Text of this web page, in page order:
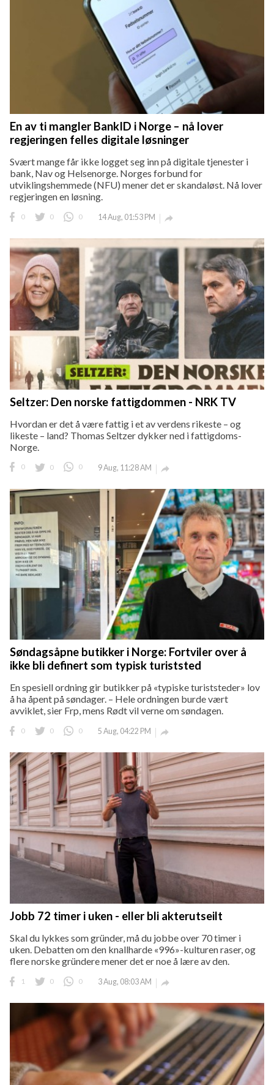
En av ti mangler BankID i Norge – nå lover
regjeringen felles digitale løsninger
Svært mange får ikke logget seg inn på digitale tjenester i
bank, Nav og Helsenorge. Norges forbund for
utviklingshemmede (NFU) mener det er skandaløst. Nå lover
regjeringen en løsning.
0 0 0 14 Aug, 01:53 PM 
Seltzer: Den norske fattigdommen - NRK TV
Hvordan er det å være fattig i et av verdens rikeste – og
likeste – land? Thomas Seltzer dykker ned i fattigdoms-
Norge.
0 0 0 9 Aug, 11:28 AM 
Søndagsåpne butikker i Norge: Fortviler over å
ikke bli definert som typisk turiststed
En spesiell ordning gir butikker på «typiske turiststeder» lov
å ha åpent på søndager. – Hele ordningen burde vært
avviklet, sier Frp, mens Rødt vil verne om søndagen.
0 0 0 5 Aug, 04:22 PM 
Jobb 72 timer i uken - eller bli akterutseilt
Skal du lykkes som gründer, må du jobbe over 70 timer i
uken. Debatten om den knallharde «996»-kulturen raser, og
flere norske gründere mener det er noe å lære av den.
1 0 0 3 Aug, 08:03 AM 